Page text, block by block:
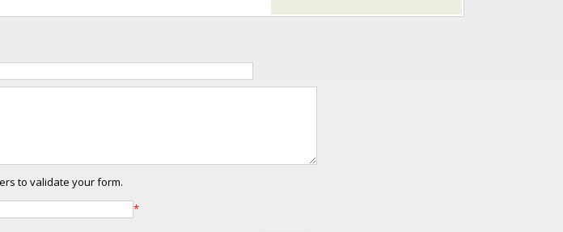
to validate your form.
*